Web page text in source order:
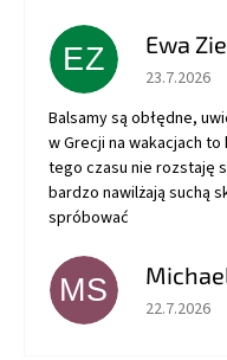
EZ Ewa
23.7.2026
Balsamy są obłędne,
w Grecji na wakacjach
tego czasu nie rozstaję
bardzo nawilżają suchą
spróbować
MS
22.7.2026